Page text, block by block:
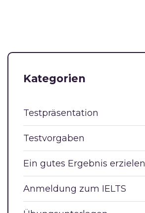
Kategorien
Testpräsentation
Testvorgaben
Ein gutes Ergebnis erzielen
Anmeldung zum IELTS